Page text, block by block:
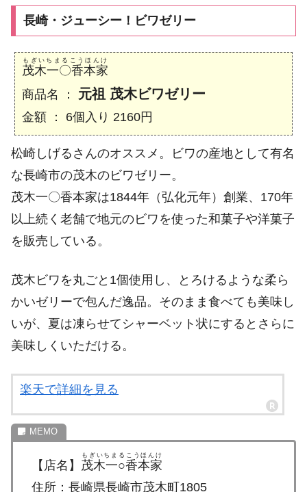
長崎・ジューシー！ビワゼリー
茂木一〇香本家
もぎいちまるこうほんけ
商品名 ： 元祖 茂木ビワゼリー
金額 ： 6個入り 2160円
松崎しげるさんのオススメ。ビワの産地として有名
な長崎市の茂木のビワゼリー。
茂木一〇香本家は1844年（弘化元年）創業、170年
以上続く老舗で地元のビワを使った和菓子や洋菓子
を販売している。
茂木ビワを丸ごと1個使用し、とろけるような柔ら
かいゼリーで包んだ逸品。そのまま食べても美味し
いが、夏は凍らせてシャーベット状にするとさらに
美味しくいただける。
楽天で詳細を見る
【店名】 茂木一○香本家
もぎいちまるこうほんけ
住所：長崎県長崎市茂木町1805